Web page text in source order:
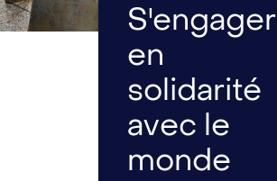
S'engager
en
solidarité
avec le
monde